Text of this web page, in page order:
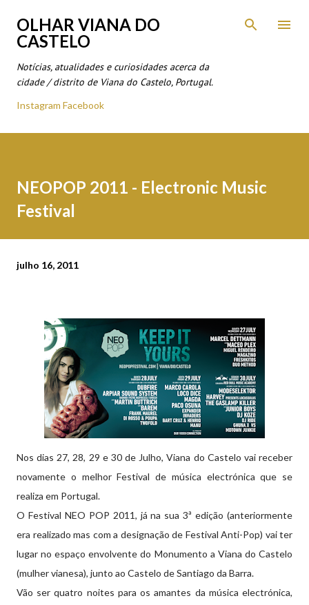
Avançar para o conteúdo principal
OLHAR VIANA DO
CASTELO
Notícias, atualidades e curiosidades acerca da
cidade / distrito de Viana do Castelo, Portugal.
Instagram Facebook
NEOPOP 2011 - Electronic Music
Festival
julho 16, 2011
Nos dias 27, 28, 29 e 30 de Julho, Viana do Castelo vai receber
novamente o melhor Festival de música electrónica que se
realiza em Portugal.
O Festival NEO POP 2011, já na sua 3ª edição (anteriormente
era realizado mas com a designação de Festival Anti-Pop) vai ter
lugar no espaço envolvente do Monumento a Viana do Castelo
(mulher vianesa), junto ao Castelo de Santiago da Barra.
Vão ser quatro noites para os amantes da música electrónica,